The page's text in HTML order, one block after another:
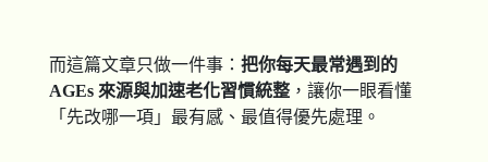
而這篇文章只做一件事： 把你每天最常遇到的
AGEs 來源與加速老化習慣統整 ，讓你一眼看懂
「先改哪一項」最有感、最值得優先處理。